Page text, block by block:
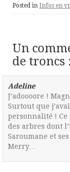
Posted in Infos en
Un
de troncs
Adeline
J’adoooore !
Surtout que
personnalité ! Ce
des arbres dont
Saroumane et
Merry…